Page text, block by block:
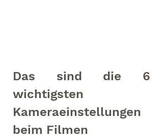
Das sind die 6
wichtigsten
Kameraeinstellungen
beim Filmen